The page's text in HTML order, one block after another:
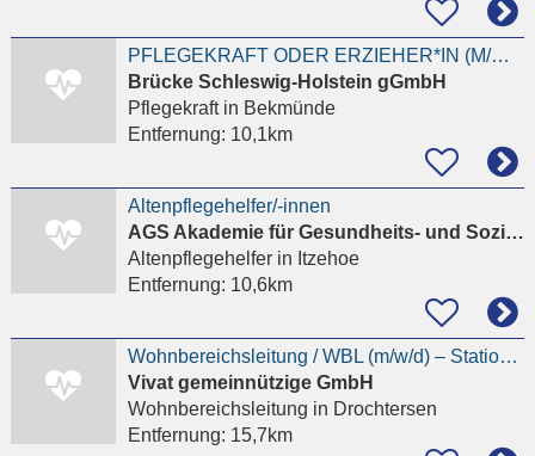
PFLEGEKRAFT ODER ERZIEHER*IN (M/W/D)
Brücke Schleswig-Holstein gGmbH
Pflegekraftin Bekmünde
Entfernung: 10,1km
Altenpflegehelfer/-innen
AGS Akademie für Gesundheits- und Sozialberufe
Altenpflegehelferin Itzehoe
Entfernung: 10,6km
Wohnbereichsleitung / WBL (m/w/d) – Stationäre Pflege – Drochtersen
Vivat gemeinnützige GmbH
Wohnbereichsleitung in Drochtersen
Entfernung: 15,7km